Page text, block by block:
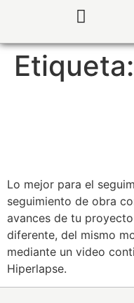
Etiqueta:
Lo mejor para el
seguimiento de obra
avances de tu
diferente, del mismo
mediante un video
Hiperlapse.